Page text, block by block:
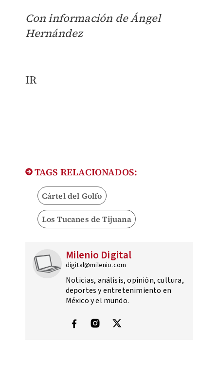
Con información de Ángel
Hernández
IR
TAGS RELACIONADOS:
Cártel del Golfo
Los Tucanes de Tijuana
Milenio Digital
digital@milenio.com
Noticias, análisis, opinión, cultura,
deportes y entretenimiento en
México y el mundo.